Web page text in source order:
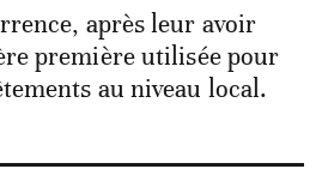
après leur avoir
première utilisée pour
au niveau local.